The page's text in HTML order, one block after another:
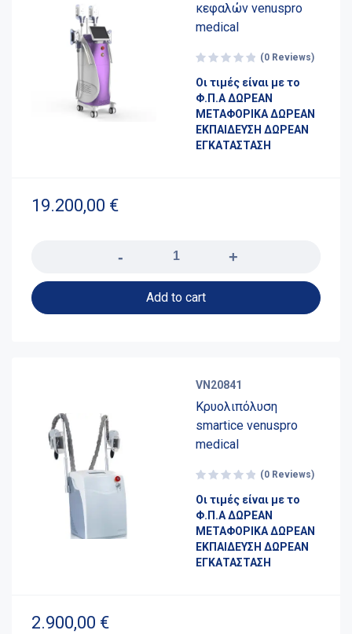
κεφαλών venuspro
medical
(0 Reviews)
Οι τιμές είναι με το
Φ.Π.Α ΔΩΡΕΑΝ
ΜΕΤΑΦΟΡΙΚΑ ΔΩΡΕΑΝ
ΕΚΠΑΙΔΕΥΣΗ ΔΩΡΕΑΝ
ΕΓΚΑΤΑΣΤΑΣΗ
19.200,00 €
Add to cart
VN20841
Κρυολιπόλυση
smartice venuspro
medical
(0 Reviews)
Οι τιμές είναι με το
Φ.Π.Α ΔΩΡΕΑΝ
ΜΕΤΑΦΟΡΙΚΑ ΔΩΡΕΑΝ
ΕΚΠΑΙΔΕΥΣΗ ΔΩΡΕΑΝ
ΕΓΚΑΤΑΣΤΑΣΗ
2.900,00 €